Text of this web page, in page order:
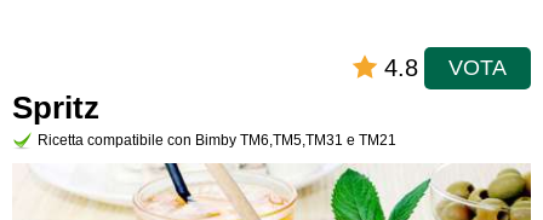
4.8 VOTA
Spritz
Ricetta compatibile con Bimby TM6,TM5,TM31 e TM21